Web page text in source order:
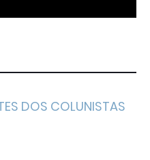
DOS COLUNISTAS